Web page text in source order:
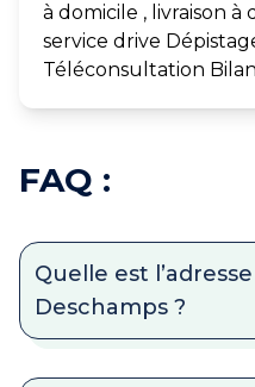
à domicile , livraison
service drive
Téléconsultation
FAQ :
Quelle est
Deschamps ?